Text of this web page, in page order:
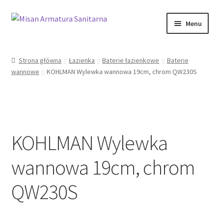
Przejdź
Przejdź
Menu
Moje konto
Strona główna Łazienka Baterie łazienkowe
Baterie
wannowe
KOHLMAN Wylewka wannowa 19cm, chrom QW230S
KOHLMAN Wylewka
wannowa 19cm, chrom
QW230S